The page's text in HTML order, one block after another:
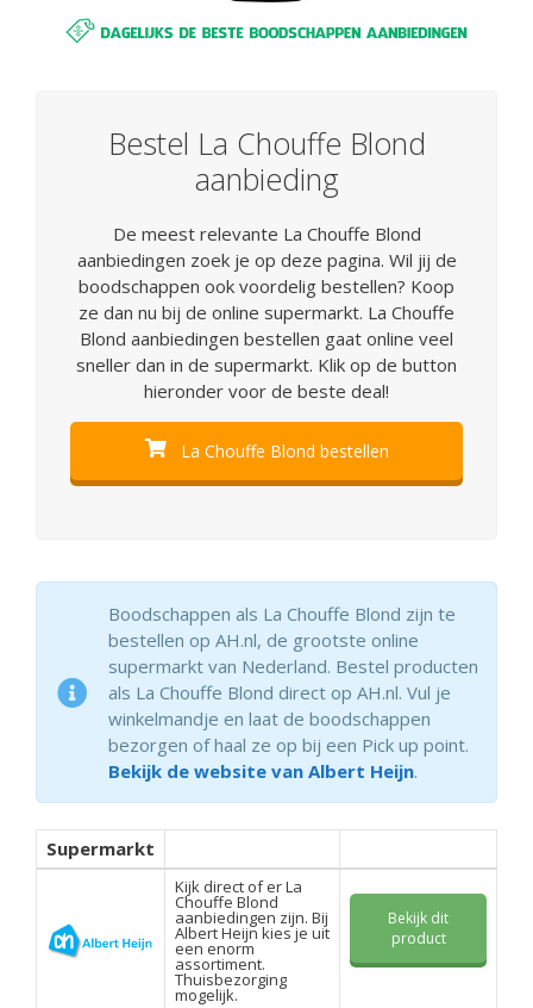
Bestel La Chouffe Blond
aanbieding
De meest relevante La Chouffe Blond
aanbiedingen zoek je op deze pagina. Wil jij de
boodschappen ook voordelig bestellen? Koop
ze dan nu bij de online supermarkt. La Chouffe
Blond aanbiedingen bestellen gaat online veel
sneller dan in de supermarkt. Klik op de button
hieronder voor de beste deal!
La Chouffe Blond bestellen
Boodschappen als La Chouffe Blond zijn te
bestellen op AH.nl, de grootste online
supermarkt van Nederland. Bestel producten
als La Chouffe Blond direct op AH.nl. Vul je
winkelmandje en laat de boodschappen
bezorgen of haal ze op bij een Pick up point.
Bekijk de website van Albert Heijn.
Supermarkt
Kijk direct of er La
Chouffe Blond
aanbiedingen zijn. Bij
Albert Heijn kies je uit
een enorm
assortiment.
Thuisbezorging
mogelijk.
Bekijk dit
product